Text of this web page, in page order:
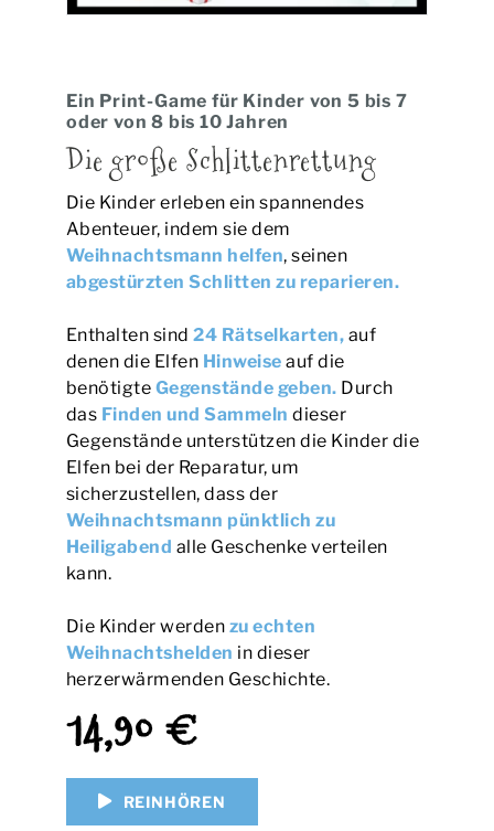
Ein Print-Game für Kinder von 5 bis 7
oder von 8 bis 10 Jahren
Die große Schlittenrettung
Die Kinder erleben ein spannendes
Abenteuer, indem sie dem
Weihnachtsmann helfen, seinen
abgestürzten Schlitten zu reparieren.
Enthalten sind 24 Rätselkarten, auf
denen die Elfen Hinweiseauf die
benötigte Gegenstände geben. Durch
das Finden und Sammeln dieser
Gegenstände unterstützen die Kinder die
Elfen bei der Reparatur, um
sicherzustellen, dass der
Weihnachtsmann pünktlich zu
Heiligabend alle Geschenke verteilen
kann.
Die Kinder werden zu echten
Weihnachtshelden in dieser
herzerwärmenden Geschichte.
14,90 €
REINHÖREN